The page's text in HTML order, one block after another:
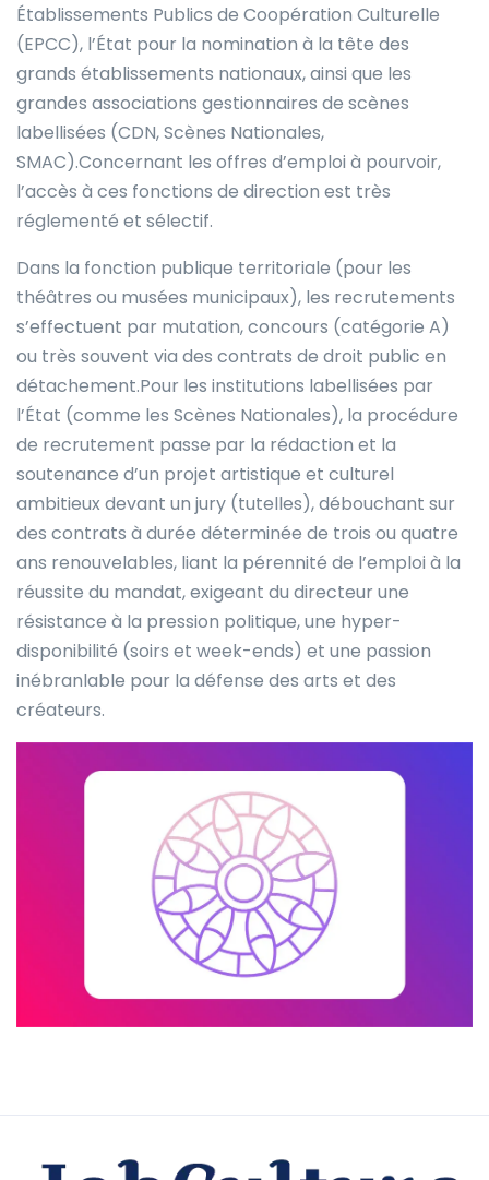
Établissements Publics de Coopération Culturelle
(EPCC), l’État pour la nomination à la tête des
grands établissements nationaux, ainsi que les
grandes associations gestionnaires de scènes
labellisées (CDN, Scènes Nationales,
SMAC).Concernant les offres d’emploi à pourvoir,
l’accès à ces fonctions de direction est très
réglementé et sélectif.
Dans la fonction publique territoriale (pour les
théâtres ou musées municipaux), les recrutements
s’effectuent par mutation, concours (catégorie A)
ou très souvent via des contrats de droit public en
détachement.Pour les institutions labellisées par
l’État (comme les Scènes Nationales), la procédure
de recrutement passe par la rédaction et la
soutenance d’un projet artistique et culturel
ambitieux devant un jury (tutelles), débouchant sur
des contrats à durée déterminée de trois ou quatre
ans renouvelables, liant la pérennité de l’emploi à la
réussite du mandat, exigeant du directeur une
résistance à la pression politique, une hyper-
disponibilité (soirs et week-ends) et une passion
inébranlable pour la défense des arts et des
créateurs.